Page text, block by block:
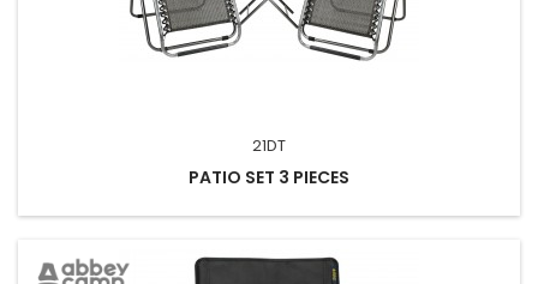
21DT
PATIO SET 3 PIECES